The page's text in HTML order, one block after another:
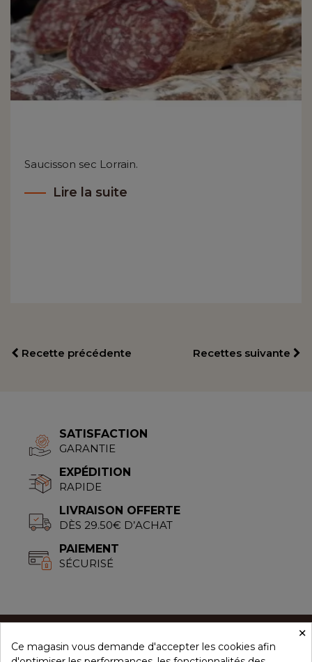
Saucisson sec Lorrain.
Lire la suite
Recette précédente Recettes suivante
SATISFACTION
GARANTIE
EXPÉDITION
RAPIDE
LIVRAISON OFFERTE
DÈS 29.50€ D’ACHAT
PAIEMENT
SÉCURISÉ
CONCEPT ÉPICES
×
Ce magasin vous demande d'accepter les cookies afin